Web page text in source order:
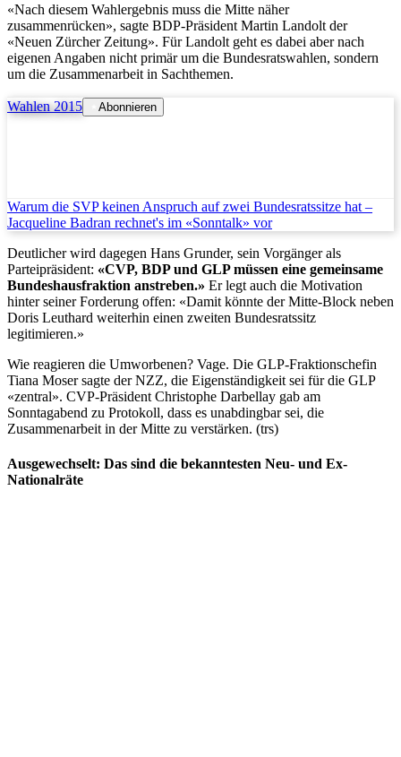
«Nach diesem Wahlergebnis muss die Mitte näher
zusammenrücken», sagte BDP-Präsident Martin Landolt der
«Neuen Zürcher Zeitung». Für Landolt geht es dabei aber nach
eigenen Angaben nicht primär um die Bundesratswahlen, sondern
um die Zusammenarbeit in Sachthemen.
Wahlen 2015 Abonnieren
Warum die SVP keinen Anspruch auf zwei Bundesratssitze hat –
Jacqueline Badran rechnet's im «Sonntalk» vor
Deutlicher wird dagegen Hans Grunder, sein Vorgänger als
Parteipräsident: «CVP, BDP und GLP müssen eine gemeinsame
Bundeshausfraktion anstreben.» Er legt auch die Motivation
hinter seiner Forderung offen: «Damit könnte der Mitte-Block neben
Doris Leuthard weiterhin einen zweiten Bundesratssitz
legitimieren.»
Wie reagieren die Umworbenen? Vage. Die GLP-Fraktionschefin
Tiana Moser sagte der NZZ, die Eigenständigkeit sei für die GLP
«zentral». CVP-Präsident Christophe Darbellay gab am
Sonntagabend zu Protokoll, dass es unabdingbar sei, die
Zusammenarbeit in der Mitte zu verstärken. (trs)
Ausgewechselt: Das sind die bekanntesten Neu- und Ex-
Nationalräte